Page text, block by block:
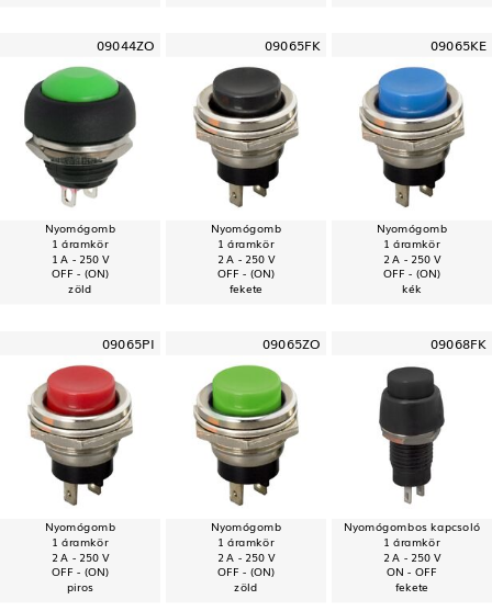
09044ZO
Nyomógomb
1 áramkör
1 A - 250 V
OFF - (ON)
zöld
09065FK
Nyomógomb
1 áramkör
2 A - 250 V
OFF - (ON)
fekete
09065KE
Nyomógomb
1 áramkör
2 A - 250 V
OFF - (ON)
kék
09065PI
Nyomógomb
1 áramkör
2 A - 250 V
OFF - (ON)
piros
09065ZO
Nyomógomb
1 áramkör
2 A - 250 V
OFF - (ON)
zöld
09068FK
Nyomógombos kapcsoló
1 áramkör
2 A - 250 V
ON - OFF
fekete